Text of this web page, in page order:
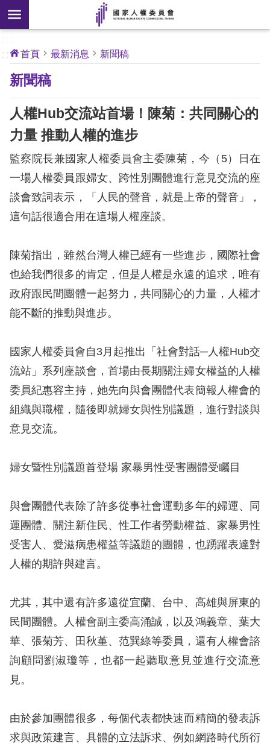
前往主要內容區塊
搜
尋
開
新
]
核
心
人
權
公
約
於
本
會
最
消
息
人
權
務
核
心
人
權
約
陳
情
申
訴
資
料
庫
快
捷
:::
首頁 最新消息 新聞稿
新聞稿
人權Hub交流站首場！陳菊：共同關心的
力量 推動人權的進步
監察院長兼國家人權委員會主委陳菊，今（5）日在
一場人權委員跟婦女、跨性別團體進行意見交流的座
談會致詞表示，「人民的聲音，就是上帝的聲音」，
這句話很適合用在這場人權座談。
陳菊指出，雖然台灣人權已經有一些進步，國際社會
也給我們很多的肯定，但是人權是永遠的追求，唯有
政府跟民間團體一起努力，共同關心的力量，人權才
能不斷的推動與進步。
國家人權委員會自3月起推出「社會對話─人權Hub交
流站」系列座談會，首場由長期關注婦女權益的人權
委員紀惠容主持，她先向與會團體代表簡報人權會的
組織與職權，隨後即就婦女與性別議題，進行對談與
意見交流。
婦女暨性別議題首登場 家暴男性受害團體受矚目
與會團體代表除了許多從事社會運動多年的婦運、同
運團體、關注新住民、性工作者勞動權益、家暴男性
受害人、愛滋病患權益等議題的團體，也踴躍表達對
人權的期許與建言。
尤其，其中還有許多遠從宜蘭、台中、高雄與屏東的
民間團體。人權會副主委高涌誠，以及鴻義章、葉大
華、張菊芳、田秋堇、范巽綠等委員，還有人權會諮
詢顧問劉淑瓊等，也都一起聽取意見並進行交流意
見。
由於參加團體很多，每個代表都快速而精簡的發表訴
求與政策建言、具體的立法訴求、例如網路時代所衍